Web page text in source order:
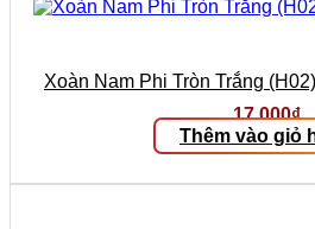
Xoàn Nam Phi Tròn Trắng
17.000₫
Thêm vào giỏ